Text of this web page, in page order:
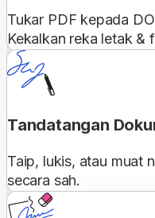
Tukar PDF kepada
Kekalkan reka letak &
Tandatangan
Taip, lukis, atau muat
secara sah.